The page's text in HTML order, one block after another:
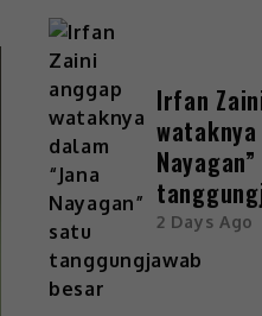
Irfan
wataknya
2 Days Ago